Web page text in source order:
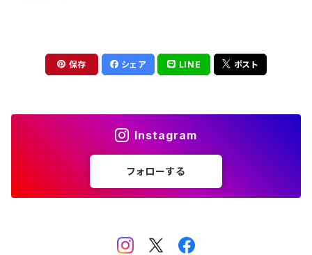
保存 シェア LINE ポスト
Instagram
フォローする